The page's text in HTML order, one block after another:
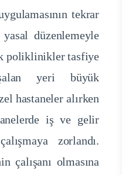
tekrar
düzenlemeyle
poliklinikler tasfiye
yeri büyük
hastaneler alırken
iş ve gelir
zorlandı.
çalışanı olmasına